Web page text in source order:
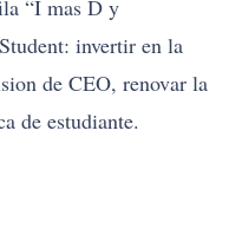
“I mas D y
invertir en la
de CEO, renovar la
de estudiante.